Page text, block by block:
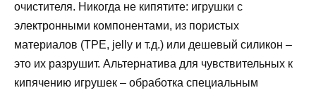
очистителя. Никогда не кипятите: игрушки с
электронными компонентами, из пористых
материалов (TPE, jelly и т.д.) или дешевый силикон –
это их разрушит. Альтернатива для чувствительных к
кипячению игрушек – обработка специальным